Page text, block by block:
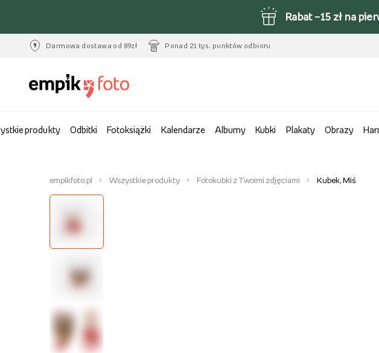
Rabat –15 zł na
Darmowa dostawa od 89zł Ponad 21 tys. punktów odbioru
produkty Odbitki Fotoksiążki Kalendarze Albumy Kubki Plakaty Obrazy
empikfoto.pl Wszystkie produkty Fotokubki z Twoimi zdjęciami Kubek, Miś